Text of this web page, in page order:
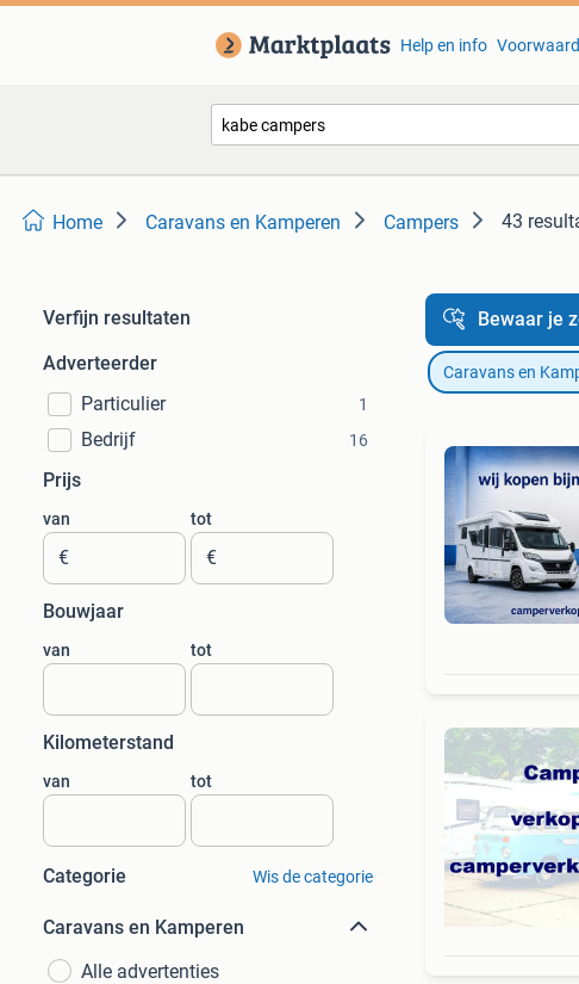
Help en info
Home Caravans en Kamperen Campers 43
Verfijn resultaten
Adverteerder
Particulier
1
Bedrijf 16
Prijs
van
€
tot
€
Bouwjaar
van tot
Kilometerstand
van tot
Categorie Wis de categorie
Caravans en Kamperen
Alle advertenties
Bewaar je
Caravans en